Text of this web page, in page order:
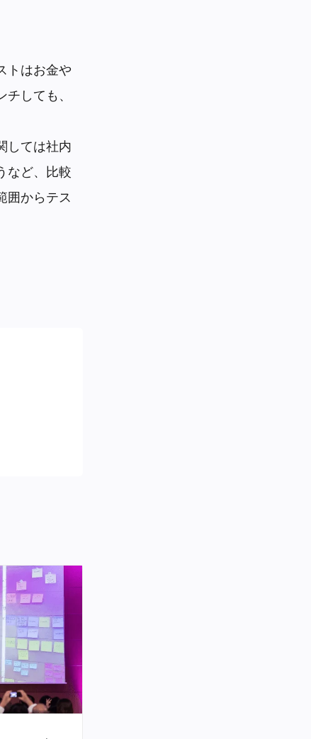
トはお金や
しても、
しては社内
など、比較
囲からテス